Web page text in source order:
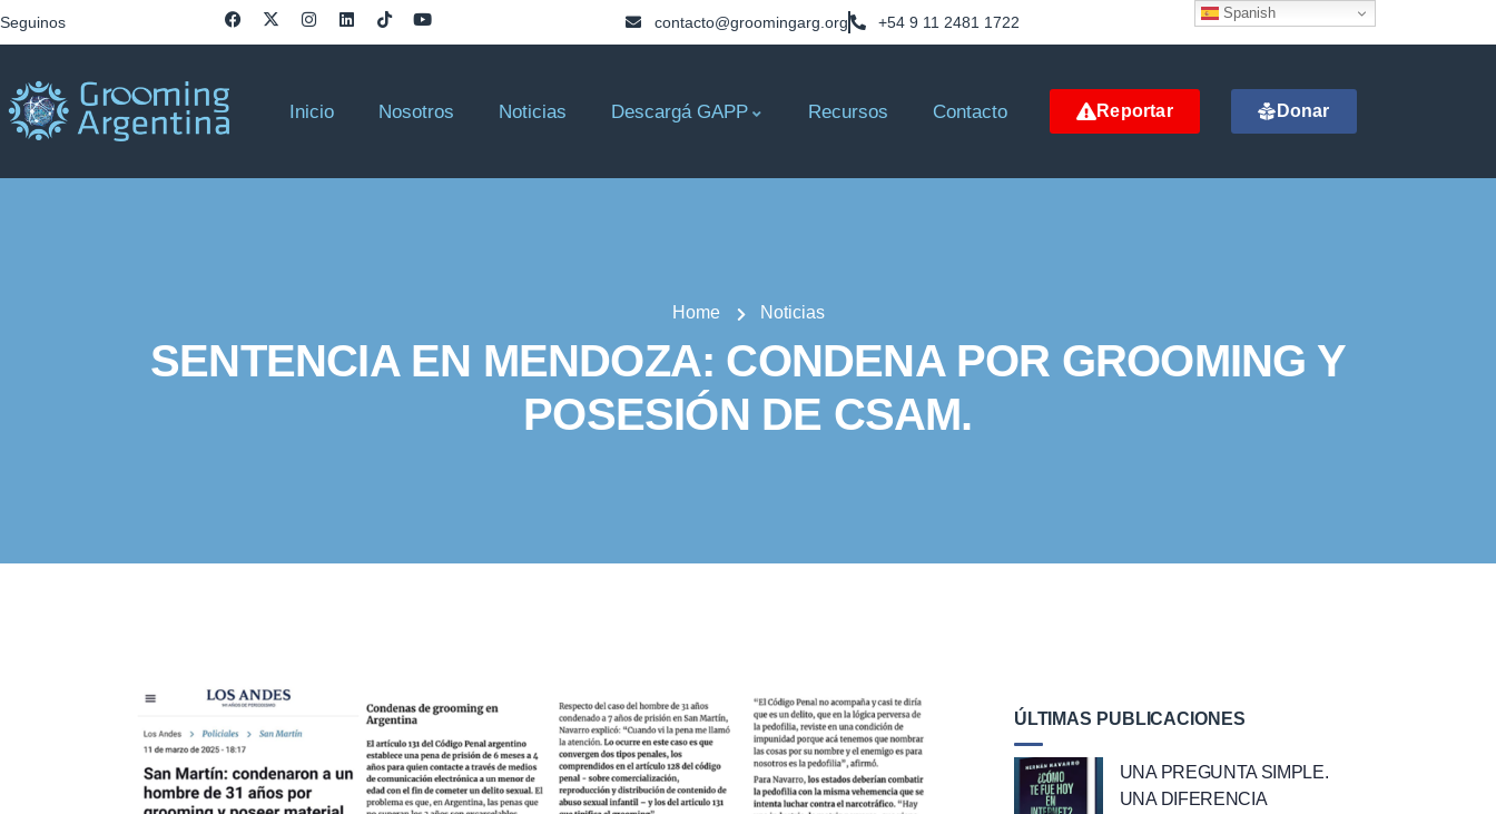
Seguinos contacto@groomingarg.org +54 9 11 2481 1722
Inicio Nosotros Noticias Descargá GAPP Recursos Contacto Reportar Donar
Home Noticias
SENTENCIA EN MENDOZA: CONDENA POR GROOMING Y
POSESIÓN DE CSAM.
ÚLTIMAS PUBLICACIONES
UNA PREGUNTA SIMPLE.
UNA DIFERENCIA
Spanish